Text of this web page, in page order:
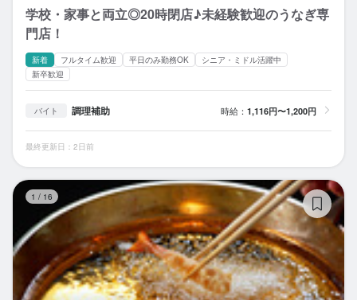
学校・家事と両立◎20時閉店♪未経験歓迎のうなぎ専
門店！
新着 フルタイム歓迎 平日のみ勤務OK
シニア・ミドル活躍中
新卒歓迎
バイト 調理補助 時給： 1,116円〜1,200円
最終更新日：2日前
1 / 16